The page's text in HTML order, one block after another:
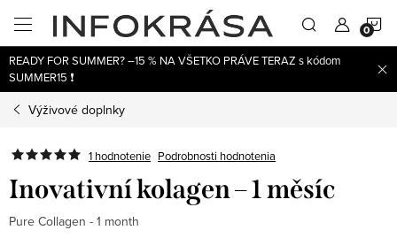
obsah
READY FOR SUMMER? –15 % NA VŠETKO PRÁVE TERAZ s kódom
SUMMER15 ❗
Výživové doplnky
1 hodnotenie Podrobnosti hodnotenia
Inovativní kolagen – 1 měsíc
Pure Collagen - 1 month